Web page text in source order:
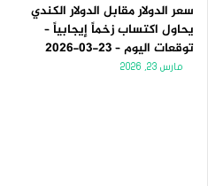
سعر الدولار مقابل الدولار الكندي
يحاول اكتساب زخماً إيجابياً –
توقعات اليوم – 23-03-2026
مارس 23, 2026